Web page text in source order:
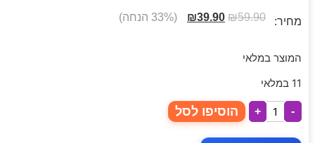
מחיר: ₪59.90
₪39.90 (33% הנחה)
המוצר במלאי
11 במלאי
-
+ הוסיפו לסל